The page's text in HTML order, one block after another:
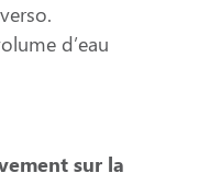
d’eau
sur la